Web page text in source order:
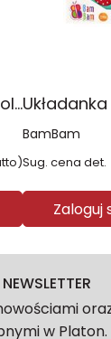
Puzzle 287 drewniane kolorowe Smok
BamBam
Sug. cena det.
Zaloguj
w Platon.